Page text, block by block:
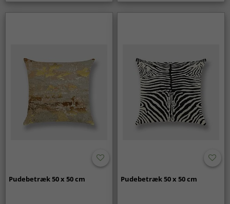
Pudebetræk 50 x 50 cm Pudebetræk 50 x 50 cm